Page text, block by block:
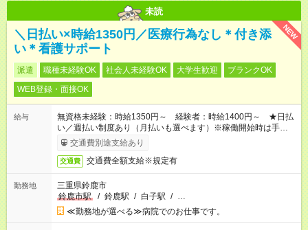
未読
NEW
＼日払い×時給1350円／医療行為なし＊付き添
い＊看護サポート
派遣 職種未経験OK 社会人未経験OK 大学生歓迎
ブランクOK
WEB登録・面接OK
給与
無資格未経験：時給1350円～ 経験者：時給1400円～ ★日払
い／週払い制度あり（月払いも選べます）※稼働開始時は手続き
完了次第のお支払いとなります。
交通費別途支給あり
交通費 交通費全額支給※規定有
勤務地
三重県鈴鹿市
鈴鹿市駅
/ 鈴鹿駅 / 白子駅 / …
≪勤務地が選べる≫病院でのお仕事です。